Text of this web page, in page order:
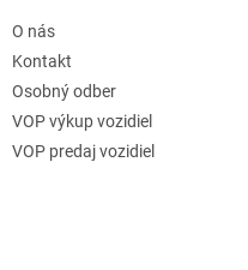
O nás
Kontakt
Osobný odber
VOP výkup vozidiel
VOP predaj vozidiel